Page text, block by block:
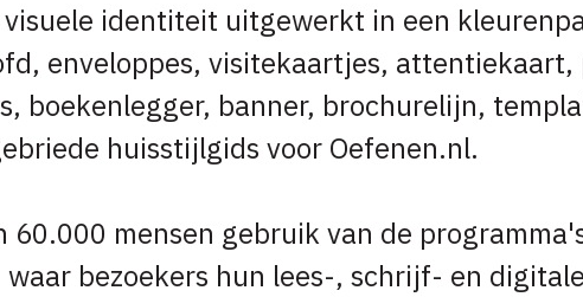
identiteit uitgewerkt in een
enveloppes, visitekaartjes, attentiekaart,
boekenlegger, banner, brochurelijn,
huisstijlgids voor Oefenen.nl.
60.000 mensen gebruik van de
bezoekers hun lees-, schrijf- en digitale